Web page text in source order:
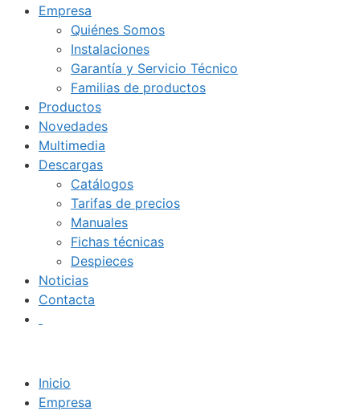
Empresa
Quiénes Somos
Instalaciones
Garantía y Servicio Técnico
Familias de productos
Productos
Novedades
Multimedia
Descargas
Catálogos
Tarifas de precios
Manuales
Fichas técnicas
Despieces
Noticias
Contacta
Inicio
Empresa